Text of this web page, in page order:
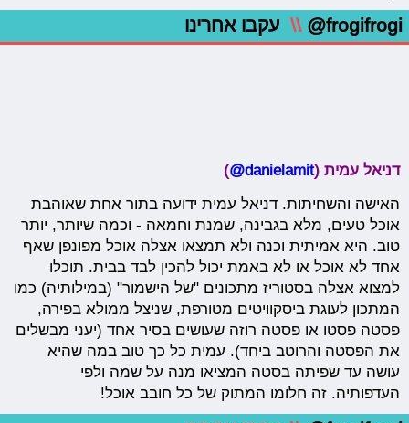
@frogifrogi
\\ עקבו אחרינו
דניאל עמית (danielamit@
)
האישה והשחיתות. דניאל עמית ידועה בתור אחת שאוהבת
אוכל טעים, מלא בגבינה, שמנת וחמאה - וכמה שיותר, יותר
טוב. היא אמיתית וכנה ולא תמצאו אצלה אוכל מפונפן שאף
אחד לא אוכל או לא באמת יכול להכין לבד בבית. תוכלו
למצוא אצלה בסטוריז מתכונים "של הישמור" (במילותיה) כמו
המתכון לעוגת ביסקוויטים מטורפת, שניצל ממולא בפירה,
פסטה פסטו או פסטה רוזה שעושים בסיר אחד (יעני מבשלים
את הפסטה והרוטב ביחד). עמית כל כך טוב במה שהיא
עושה עד שפיתה בסטה המציאו מנה על שמה ולפי
העדפותיה. זה חלומו המתוק של כל חובב אוכל!